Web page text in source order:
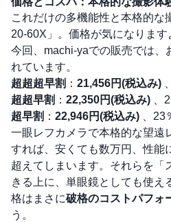
これだけの多機能性と本格的な
20-60X」。価格が気になります
今回、machi-yaでの販売では、
れています。
超超超早割 ： 21,456円(税込み)
超超早割 ： 22,350円(税込み) 、
超早割 ： 22,946円(税込み) 、23
一眼レフカメラで本格的な望遠
すれば、安くても数万円、性能
超えてしまいます。それらを「
きる上に、単眼鏡としても使え
格はまさに破格のコストパフォ
う。